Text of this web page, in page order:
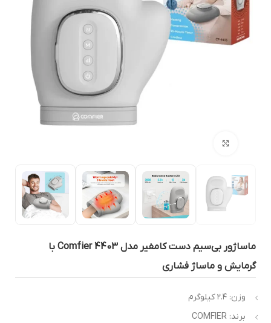
بزرگنمایی تصویر
ماساژور بی‌سیم دست کامفیر مدل Comfier 4403 با
و ماساژ فشاری
وزن: ۲.۴ کیلوگرم
برند: COMFIER